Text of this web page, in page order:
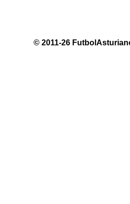
© 2011-26